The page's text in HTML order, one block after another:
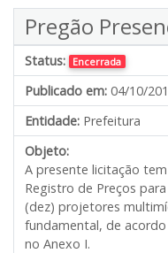
Pregão
Status: Encerrada
Publicado em: 04/10/
Entidade: Prefeitura
Objeto:
A presente licitação
Registro de Preços
(dez) projetores
fundamental, de
no Anexo I.